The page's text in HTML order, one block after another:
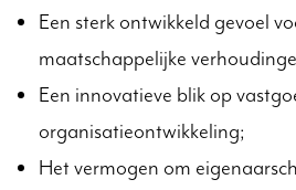
Een sterk ontwikkeld gevoel
maatschappelijke
Een innovatieve blik op
organisatieontwikkeling;
Het vermogen om